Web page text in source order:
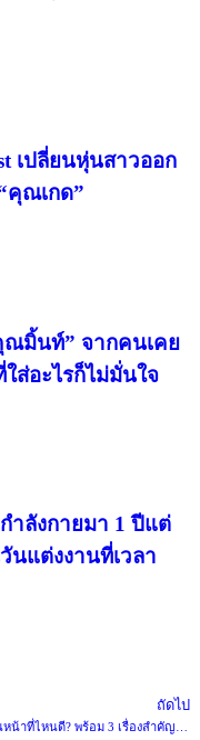
เปลี่ยนหุ่นสาวออก
คุณเกด”
ณมิ้นท์” จากคนเคย
ใส่อะไรก็ไม่มั่นใจ
ำลังกายมา 1 ปีแต่
นแต่งงานที่เวลา
ถัดไป